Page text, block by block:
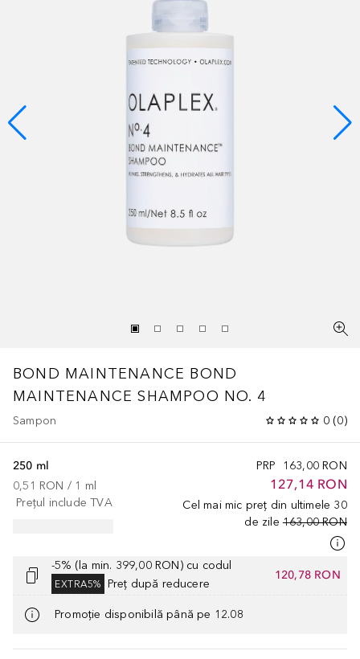
BOND MAINTENANCE BOND
MAINTENANCE SHAMPOO NO. 4
Sampon 0 (0)
PRP 163,00 RON
127,14 RON
Cel mai mic preț din ultimele 30
de zile 163,00 RON
250 ml
0,51 RON / 1 ml
Prețul include TVA
-5% (la min. 399,00 RON) cu codul
EXTRA5% Preț după reducere
120,78 RON
Promoție disponibilă până pe 12.08